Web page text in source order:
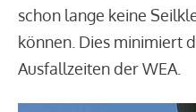
schon lange keine
können. Dies minimiert
Ausfallzeiten der WEA.